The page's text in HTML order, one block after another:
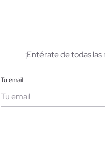
¡Entérate de todas
Tu email